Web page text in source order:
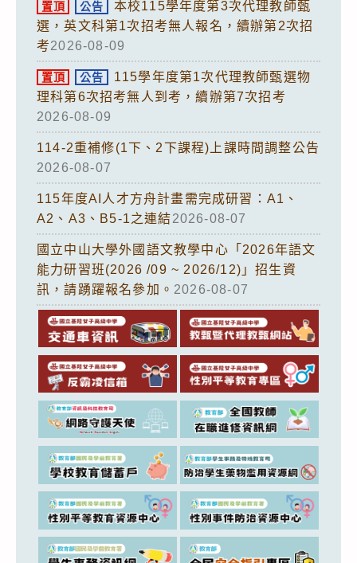
置頂 公告
本校115學年度第3次代理教師甄
選，英文科第1次招考無人報名，續辦第2次招
考2026-08-09
置頂 公告
115學年度第1次代理教師甄選物
理科第6次招考無人到考，續辦第7次招考
2026-08-09
114-2重補修(1下、2下課程)上課時間調整公告
2026-08-07
115年度AI人才方舟計畫需完成研習：A1、
A2、A3、B5-1之連結2026-08-07
國立中山大學外國語文教學中心「2026年語文
能力研習班(2026 /09 ~ 2026/12)」招生資
訊，請踴躍報名參加。 2026-08-07